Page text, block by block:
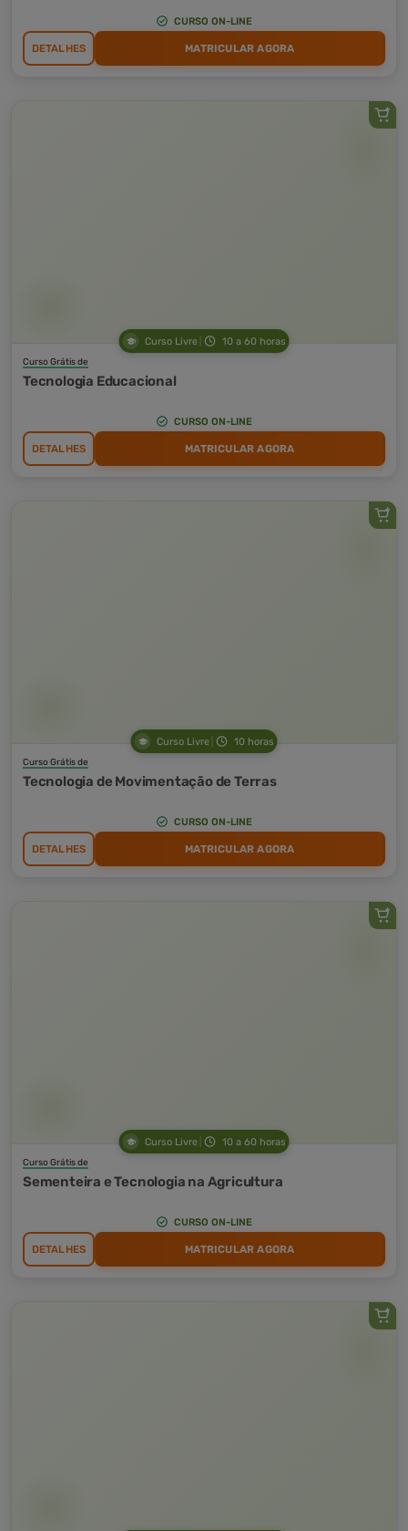
CURSO ON-LINE
DETALHES MATRICULAR AGORA
Curso Livre 10 a 60 horas
Curso Grátis de
Tecnologia Educacional
CURSO ON-LINE
DETALHES MATRICULAR AGORA
Curso Livre 10 horas
Curso Grátis de
Tecnologia de Movimentação de Terras
CURSO ON-LINE
DETALHES MATRICULAR AGORA
Curso Livre 10 a 60 horas
Curso Grátis de
Sementeira e Tecnologia na Agricultura
CURSO ON-LINE
DETALHES MATRICULAR AGORA